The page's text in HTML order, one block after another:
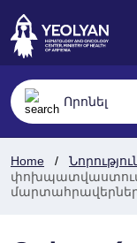
Home
փոխպատվաստում․